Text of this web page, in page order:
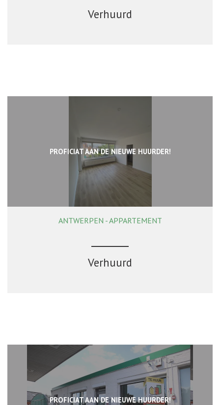
Verhuurd
PROFICIAT AAN DE NIEUWE HUURDER!
ANTWERPEN - APPARTEMENT
Verhuurd
PROFICIAT AAN DE NIEUWE HUURDER!